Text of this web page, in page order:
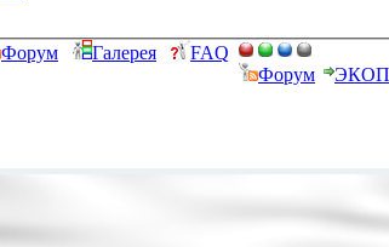
Форум Галерея
FAQ
Форум